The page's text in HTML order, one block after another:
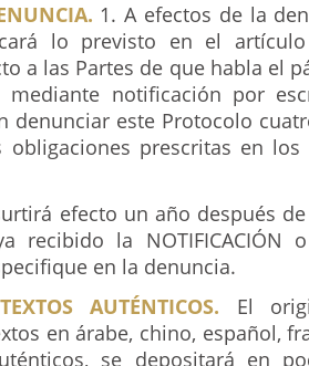
1. A efectos de la
lo previsto en el
a las Partes de que habla el
mediante notificación por
denunciar este Protocolo
obligaciones prescritas en
efecto un año después
recibido la NOTIFICACIÓN
en la denuncia.
AUTÉNTICOS. El
en árabe, chino, español,
se depositará en